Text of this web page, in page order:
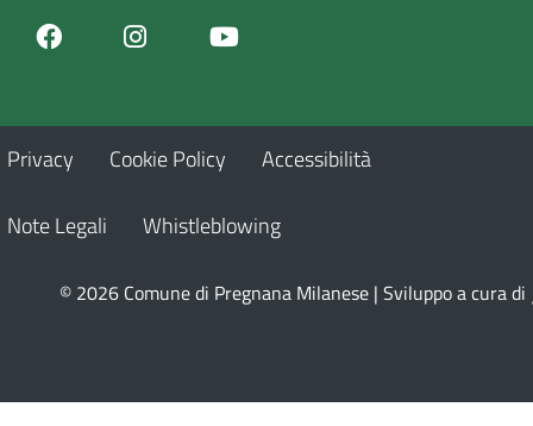
FacebookInstagram
Privacy Cookie Policy Accessibilità
Note Legali Whistleblowing
© 2026 Comune di Pregnana Milanese | Sviluppo a cura di